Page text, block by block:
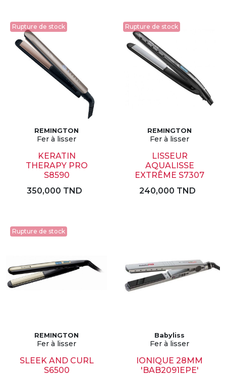
Rupture de stock
REMINGTON
Fer à lisser
KERATIN
THERAPY PRO
S8590
350,000 TND
Rupture de stock
REMINGTON
Fer à lisser
LISSEUR
AQUALISSE
EXTRÊME S7307
240,000 TND
Rupture de stock
REMINGTON
Fer à lisser
SLEEK AND CURL
S6500
Babyliss
Fer à lisser
IONIQUE 28MM
'BAB2091EPE'